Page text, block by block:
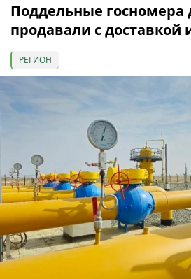
Поддельные госномера
продавали с доставкой
РЕГИОН